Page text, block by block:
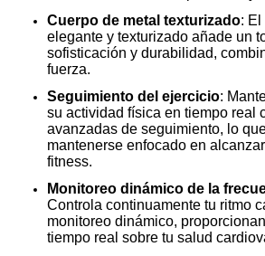
Cuerpo de metal texturizado: El
elegante y texturizado añade un
sofisticación y durabilidad,
fuerza.
Seguimiento del ejercicio:
su actividad física en tiempo real
avanzadas de seguimiento, lo
mantenerse enfocado en
fitness.
Monitoreo dinámico de la
Controla continuamente tu ritmo
monitoreo dinámico,
tiempo real sobre tu salud